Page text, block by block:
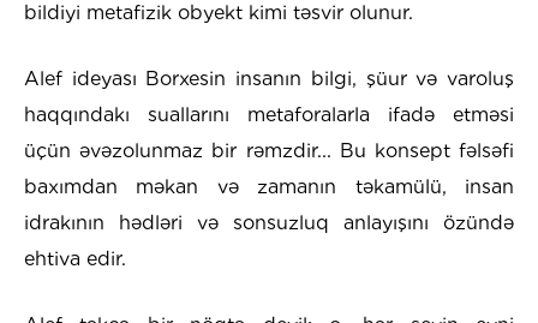
bildiyi metafizik obyekt kimi təsvir olunur.
Alef ideyası Borxesin insanın bilgi, şüur və varoluş
haqqındakı suallarını metaforalarla ifadə etməsi
üçün əvəzolunmaz bir rəmzdir... Bu konsept fəlsəfi
baxımdan məkan və zamanın təkamülü, insan
idrakının hədləri və sonsuzluq anlayışını özündə
ehtiva edir.